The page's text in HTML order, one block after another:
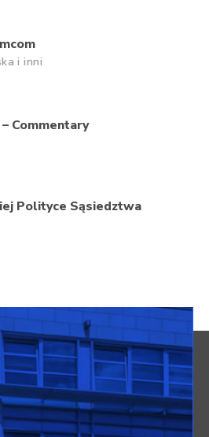
i inni
Commentary
Polityce Sąsiedztwa